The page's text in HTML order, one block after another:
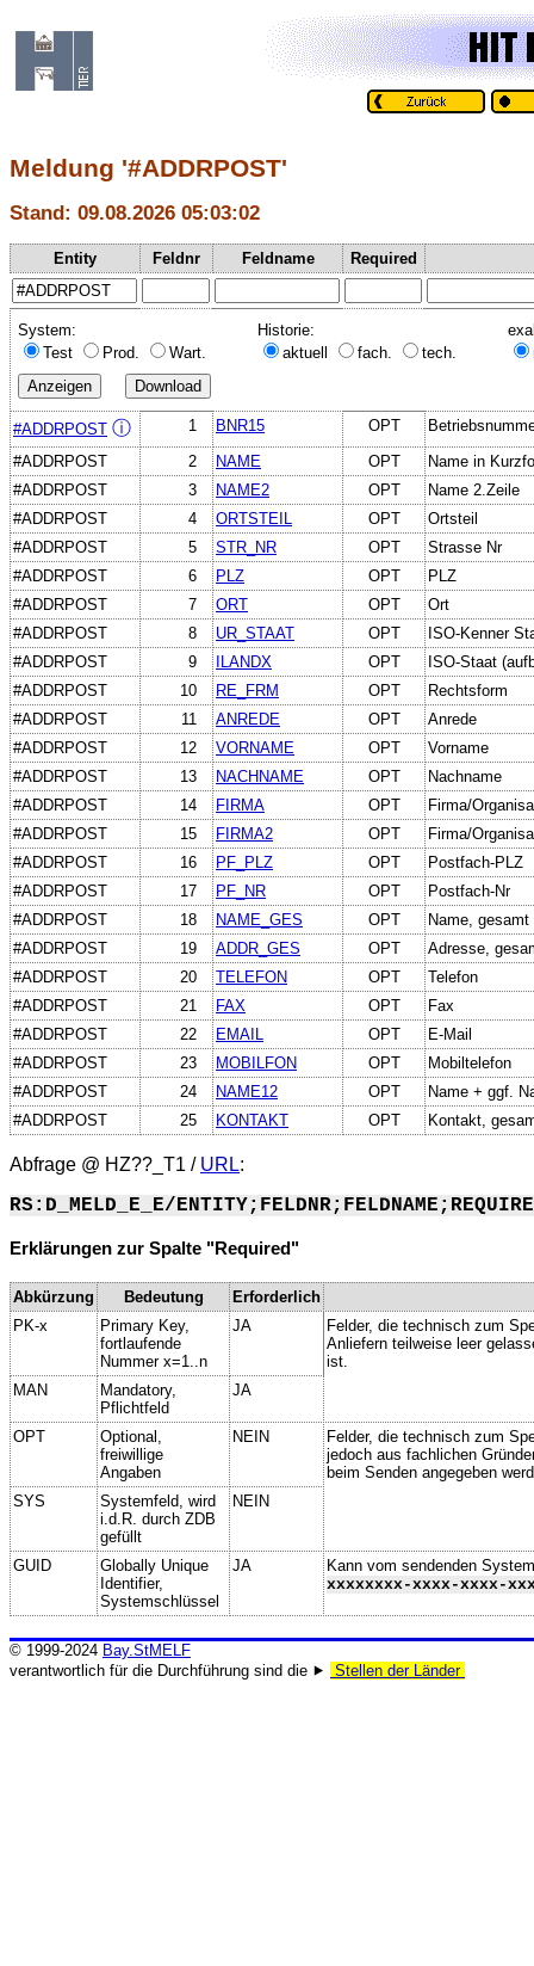
Meldung '#ADDRPOST'
Stand: 09.08.2026 05:03:02
Entity Feldnr Feldname Required
System:
Test
Prod. Wart.
Historie:
aktuell
fach. tech.
#ADDRPOST ⓘ 1 BNR15 OPT
#ADDRPOST
2 NAME OPT
Name in
#ADDRPOST
3 NAME2 OPT
Name 2.Zeile
#ADDRPOST
4 ORTSTEIL OPT
Ortsteil
#ADDRPOST
5 STR_NR OPT
Strasse Nr
#ADDRPOST
6 PLZ OPT
PLZ
#ADDRPOST
7 ORT OPT
Ort
#ADDRPOST
8 UR_STAAT OPT
ISO-Kenner
#ADDRPOST
9 ILANDX OPT
ISO-Staat
#ADDRPOST
10 RE_FRM OPT
Rechtsform
#ADDRPOST
11 ANREDE OPT
Anrede
#ADDRPOST
12 VORNAME OPT
Vorname
#ADDRPOST
13 NACHNAME OPT
Nachname
#ADDRPOST
14 FIRMA OPT
Firma/
#ADDRPOST
15 FIRMA2 OPT
Firma/
#ADDRPOST
16 PF_PLZ OPT
Postfach-PLZ
#ADDRPOST
17 PF_NR OPT
Postfach-Nr
#ADDRPOST
18 NAME_GES OPT
Name,
#ADDRPOST
19 ADDR_GES OPT
Adresse,
#ADDRPOST
20 TELEFON OPT
Telefon
#ADDRPOST
21 FAX OPT
Fax
#ADDRPOST
22 EMAIL OPT
E-Mail
#ADDRPOST
23 MOBILFON OPT
Mobiltelefon
#ADDRPOST
24 NAME12 OPT
Name + ggf.
#ADDRPOST
25 KONTAKT OPT Kontakt,
Abfrage @ HZ??_T1 / URL:
RS:D_MELD_E_E/
Erklärungen zur Spalte "Required"
Abkürzung Bedeutung
Erforderlich
PK-x
Primary Key,
fortlaufende
Nummer x=1..n
JA
Felder, die technisch zum
Anliefern teilweise leer
ist.
MAN
Mandatory,
Pflichtfeld
JA
OPT
Optional,
freiwillige
Angaben
NEIN
Felder, die technisch zum
jedoch aus fachlichen
beim Senden angegeben
SYS
Systemfeld, wird
i.d.R. durch ZDB
gefüllt
NEIN
GUID
Globally Unique
Identifier,
Systemschlüssel
JA
Kann vom sendenden
xxxxxxxx-xxxx-xxxx-
© 1999-2024 Bay.StMELF
verantwortlich für die Durchführung sind die ⯈
Stellen der Länder